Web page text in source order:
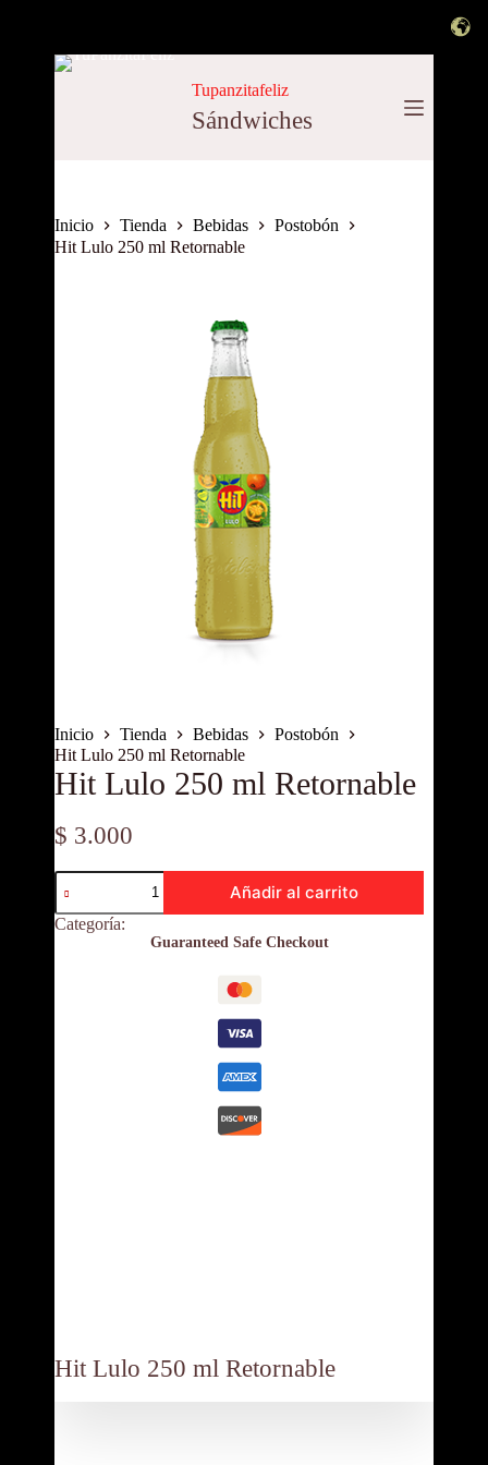
Saltar
Tupanzitafeliz
Sándwiches
Inicio Tienda Bebidas
Postobón
Hit Lulo 250 ml Retornable
Inicio Tienda Bebidas
Postobón
Hit Lulo 250 ml Retornable
Hit Lulo 250 ml Retornable
$ 3.000
Hit
Lulo
250
ml
Añadir al carrito
Categoría:
Guaranteed Safe Checkout
Hit Lulo 250 ml Retornable
Contáctanos: